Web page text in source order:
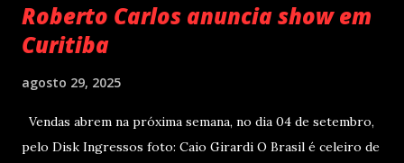
Roberto Carlos anuncia show em
Curitiba
agosto 29, 2025
Vendas abrem na próxima semana, no dia 04 de setembro,
pelo Disk Ingressos foto: Caio Girardi O Brasil é celeiro de